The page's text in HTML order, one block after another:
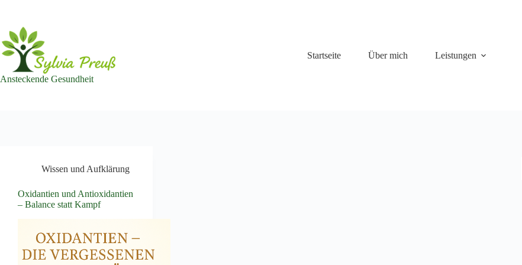
springen
Ansteckende Gesundheit
Startseite Über mich Leistungen
Wissen und Aufklärung
Oxidantien und Antioxidantien
– Balance statt Kampf